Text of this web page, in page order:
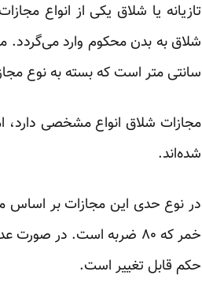
تازیانه یا شلاق یکی از انواع
سانتی متر است که بسته به نوع
مجازات شلاق انواع مشخصی دارد،
شده‌اند.
در نوع حدی این مجازات بر اساس
خمر که ۸۰ ضربه است. در
حکم قابل تغییر است.